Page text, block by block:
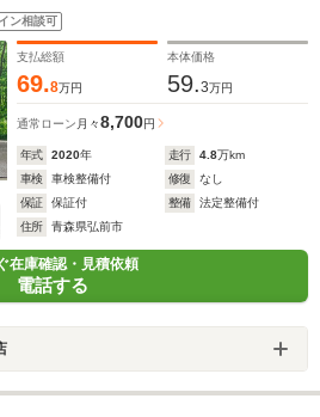
ン相談可
支払総額
69.8万円
本体価格
59.3万円
通常ローン 月々8,700円
年式 2020年 走行 4.8万km
車検
車検整備付 修復
なし
保証
保証付 整備
法定整備付
住所
青森県弘前市
在庫確認・見積依頼
電話する